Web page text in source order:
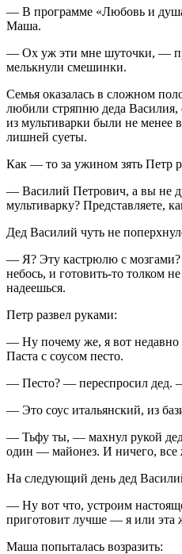
— В программе «Любовь и
Маша.
— Ох уж эти мне шуточки, —
мелькнули смешинки.
Семья оказалась в сложном
любили стряпню деда
из мультиварки были не менее
лишней суеты.
Как — то за ужином зять Петр
— Василий Петрович, а вы не
мультиварку? Представляете,
Дед Василий чуть не
— Я? Эту кастрюлю с
небось, и готовить-то толком
надеешься.
Петр развел руками:
— Ну почему же, я вот
Паста с соусом песто.
— Песто? — переспросил дед. —
— Это соус итальянский, из
— Тьфу ты, — махнул рукой
один — майонез. И ничего, все
На следующий день дед
— Ну вот что, устроим
приготовит лучше — я или эта
Маша попыталась возразить: